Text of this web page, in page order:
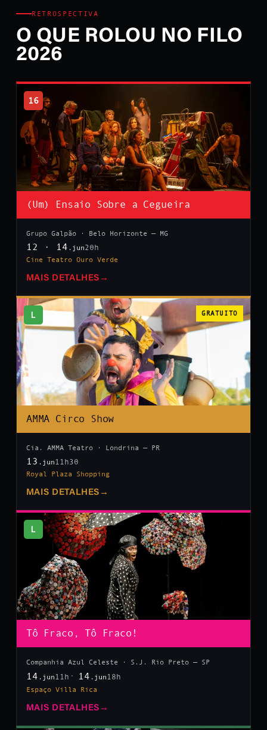
RETROSPECTIVA
O QUE ROLOU NO FILO
2026
16
(Um) Ensaio Sobre a Cegueira
Grupo Galpão · Belo Horizonte — MG
12 · 14 .jun20h
Cine Teatro Ouro Verde
MAIS DETALHES →
L GRATUITO
AMMA Circo Show
Cia. AMMA Teatro · Londrina — PR
13 .jun 11h30
Royal Plaza Shopping
MAIS DETALHES →
L
Tô Fraco, Tô Fraco!
Companhia Azul Celeste · S.J. Rio Preto — SP
14 .jun 11h 14 .jun 18h
Espaço Villa Rica
MAIS DETALHES →